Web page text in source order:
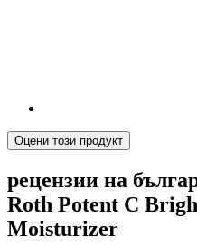
Оцени този продукт
рецензии на
Roth Potent C
Moisturizer